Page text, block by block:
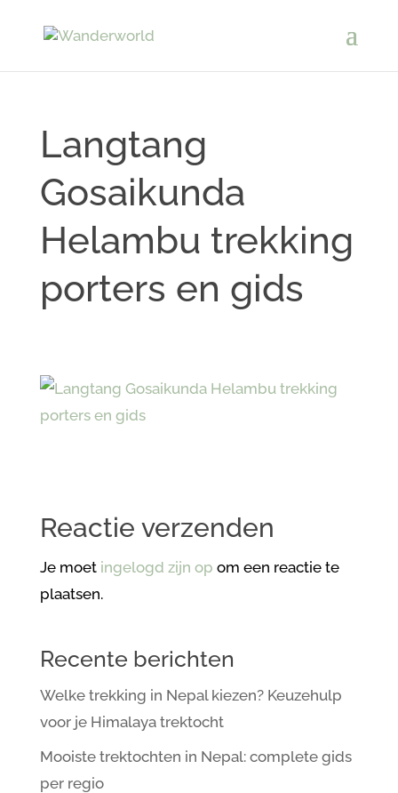
Langtang
Gosaikunda
Helambu trekking
porters en gids
Reactie verzenden
Je moet ingelogd zijn op om een reactie te
plaatsen.
Recente berichten
Welke trekking in Nepal kiezen? Keuzehulp
voor je Himalaya trektocht
Mooiste trektochten in Nepal: complete gids
per regio